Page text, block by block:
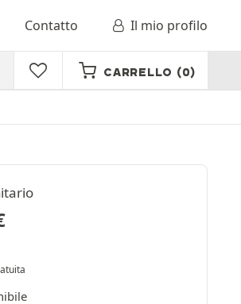
Contatto Il mio profilo
CARRELLO (0)